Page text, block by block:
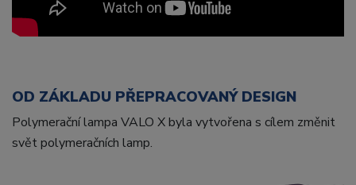
OD ZÁKLADU PŘEPRACOVANÝ DESIGN
Polymerační lampa VALO X byla vytvořena s cílem změnit
svět polymeračních lamp.